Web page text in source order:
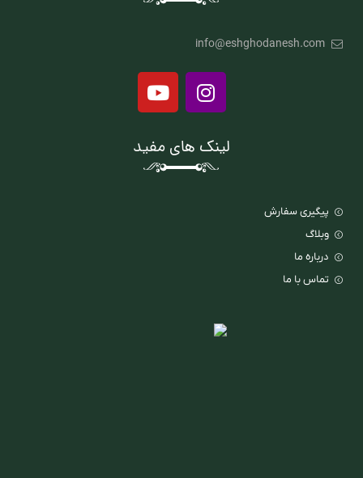
info@eshghodanesh.com
لینک های مفید
پیگیری سفارش
وبلاگ
درباره ما
تماس با ما